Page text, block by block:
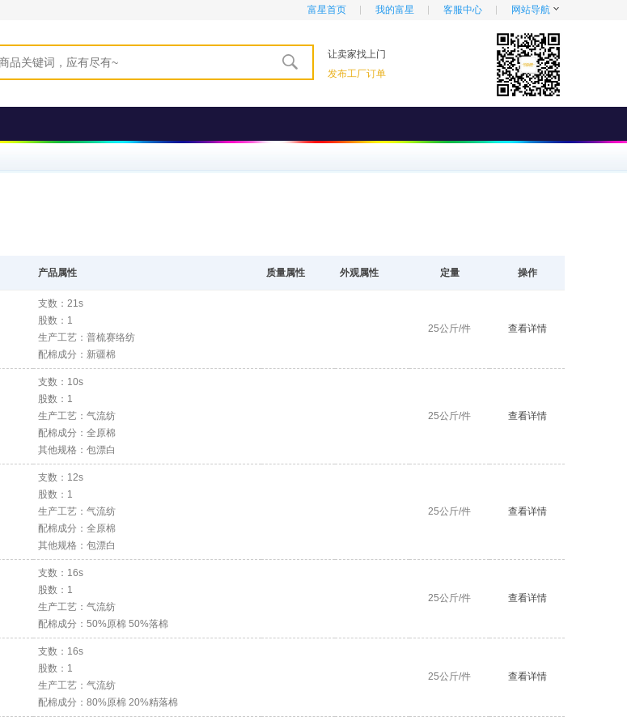
富星首页 我的富星 客服中心 网站导航
让卖家找上门
发布工厂订单
产品属性 质量属性 外观属性 定量 操作
支数：21s
股数：1
生产工艺：普梳赛络纺
配棉成分：新疆棉
25公斤/件 查看详情
支数：10s
股数：1
生产工艺：气流纺
配棉成分：全原棉
其他规格：包漂白
25公斤/件 查看详情
支数：12s
股数：1
生产工艺：气流纺
配棉成分：全原棉
其他规格：包漂白
25公斤/件 查看详情
支数：16s
股数：1
生产工艺：气流纺
配棉成分：50%原棉 50%落棉
25公斤/件 查看详情
支数：16s
股数：1
生产工艺：气流纺
配棉成分：80%原棉 20%精落棉
25公斤/件 查看详情